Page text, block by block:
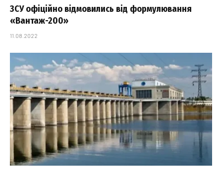
ЗСУ офіційно відмовились від формулювання
«Вантаж-200»
11.08.2022